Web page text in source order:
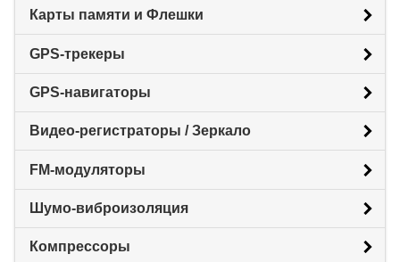
Карты памяти и Флешки
GPS-трекеры
GPS-навигаторы
Видео-регистраторы / Зеркало
FM-модуляторы
Шумо-виброизоляция
Компрессоры